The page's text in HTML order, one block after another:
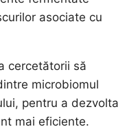
asociate cu
cercetătorii să
microbiomul
pentru a dezvolta
mai eficiente.